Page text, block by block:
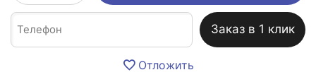
Заказ в 1 клик
Отложить